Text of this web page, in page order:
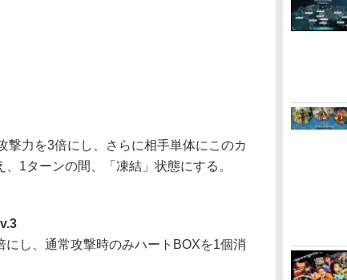
撃力を3倍にし、さらに相手単体にこのカ
1ターンの間、「凍結」状態にする。
し、通常攻撃時のみハートBOXを1個消